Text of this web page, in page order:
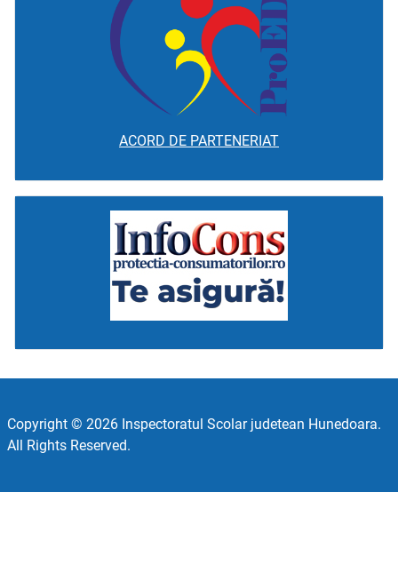
ACORD DE PARTENERIAT
Copyright © 2026 Inspectoratul Scolar judetean Hunedoara.
All Rights Reserved.